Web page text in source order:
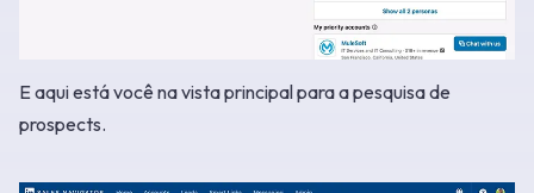
E aqui está você na vista principal para a pesquisa de
prospects.